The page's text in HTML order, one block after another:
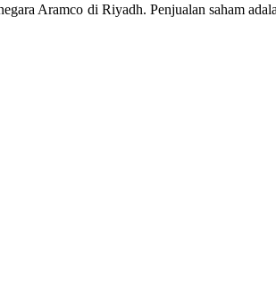
Aramco di Riyadh. Penjualan saham